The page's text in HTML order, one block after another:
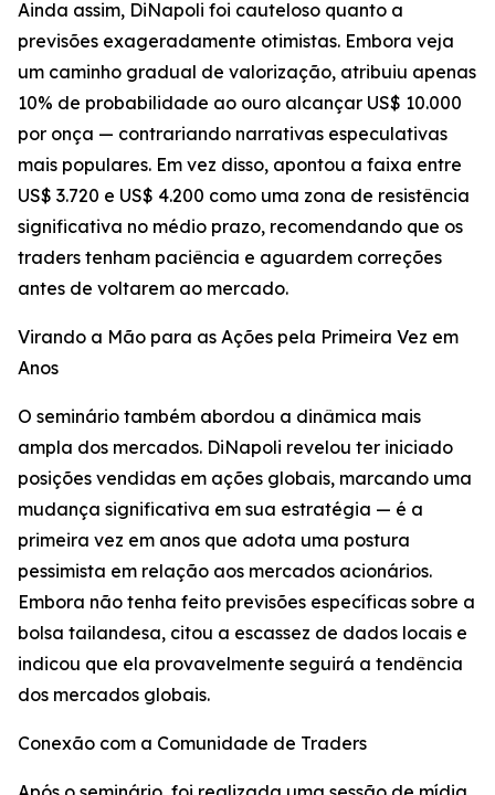
Ainda assim, DiNapoli foi cauteloso quanto a
previsões exageradamente otimistas. Embora veja
um caminho gradual de valorização, atribuiu apenas
10% de probabilidade ao ouro alcançar US$ 10.000
por onça — contrariando narrativas especulativas
mais populares. Em vez disso, apontou a faixa entre
US$ 3.720 e US$ 4.200 como uma zona de resistência
significativa no médio prazo, recomendando que os
traders tenham paciência e aguardem correções
antes de voltarem ao mercado.
Virando a Mão para as Ações pela Primeira Vez em
Anos
O seminário também abordou a dinâmica mais
ampla dos mercados. DiNapoli revelou ter iniciado
posições vendidas em ações globais, marcando uma
mudança significativa em sua estratégia — é a
primeira vez em anos que adota uma postura
pessimista em relação aos mercados acionários.
Embora não tenha feito previsões específicas sobre a
bolsa tailandesa, citou a escassez de dados locais e
indicou que ela provavelmente seguirá a tendência
dos mercados globais.
Conexão com a Comunidade de Traders